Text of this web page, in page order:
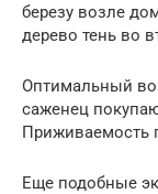
березу возле
дерево тень во
Оптимальный
саженец
Приживаемость
Еще подобные